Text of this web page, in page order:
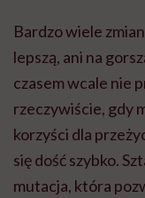
Bardzo wiele
lepszą, ani na
czasem wcale nie
rzeczywiście, gdy
korzyści dla
się dość szybko.
mutacja, która